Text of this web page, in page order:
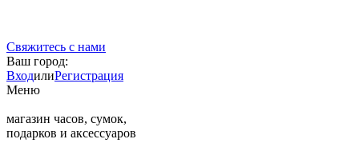
Свяжитесь с нами
Ваш город:
ВходилиРегистрация
Меню
магазин часов, сумок,
подарков и аксессуаров